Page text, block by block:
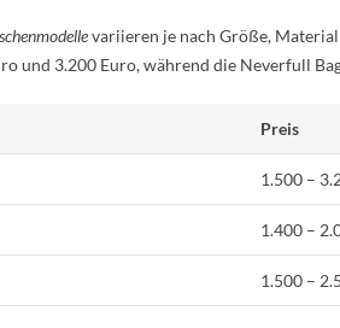
variieren je nach Größe,
und 3.200 Euro, während die Neverfull
Preis
1.500 –
1.400 –
1.500 –